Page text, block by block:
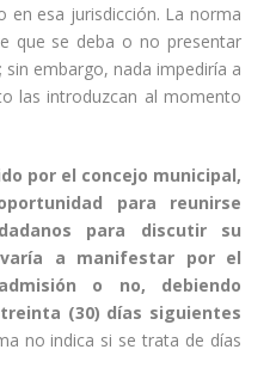
en esa jurisdicción. La norma
que se deba o no presentar
embargo, nada impediría a
las introduzcan al momento
por el concejo municipal,
para reunirse
para discutir su
a manifestar por el
o no, debiendo
(30) días siguientes
no indica si se trata de días